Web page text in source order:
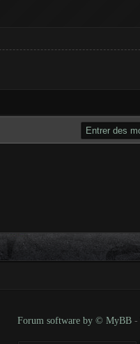
Forum software by © MyBB -